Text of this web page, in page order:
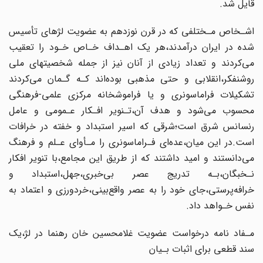
قایل شد.
اشـخاص مـختلفی که در‌ قرن‌ نوزدهم‌ به عضویت لژهای تأسیس
شده در ایران درآمدند،هر یک اهـداف خـاص خـود را تعقیب‌
می‌کردند و تعداد زیادی از آنان نیز از جمله شخصیتهای ملی‌
روشنفکر،انقلابی و حتی‌ مذهبی بوده‌اند کـه گـمان‌ می‌کردند‌
تشکیلات فراماسونری و یا فراموشخانه مرکزی علمی-فرهنگی
محسوب می‌شود و هدف آن،تـنویر افـکار عـمومی و عامل‌
رنسانس شرق است؛شرقی که اسیر استبداد و خفته در خرافات
است.در این میان،عده‌ای‌ فـراماسونری‌ را مـأوای عـلم و فرهنگ
می‌دانستند و امید داشتند که از طریق این مجامع،با تنویر افکار
نـخبگان،بـه تدریج عصر بی‌خبری،جهل،استبداد و
خرافه‌پرستی،جای خود را به عصر واقع‌بینی،خردورزی و اعتماد‌ به‌
نفس خـواهد داد.
مـفاد نامه درخواست عضویت غلامحسین خان رهنما در لژ،یک
سند قطعی برای اثبات بـیان